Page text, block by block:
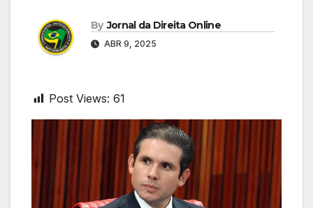
By Jornal da Direita Online
ABR 9, 2025
Post Views: 61